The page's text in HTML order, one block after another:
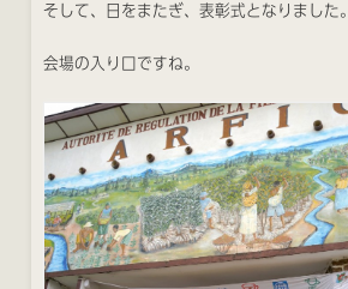
そして、日をまたぎ、表彰式となりました。
会場の入り口ですね。